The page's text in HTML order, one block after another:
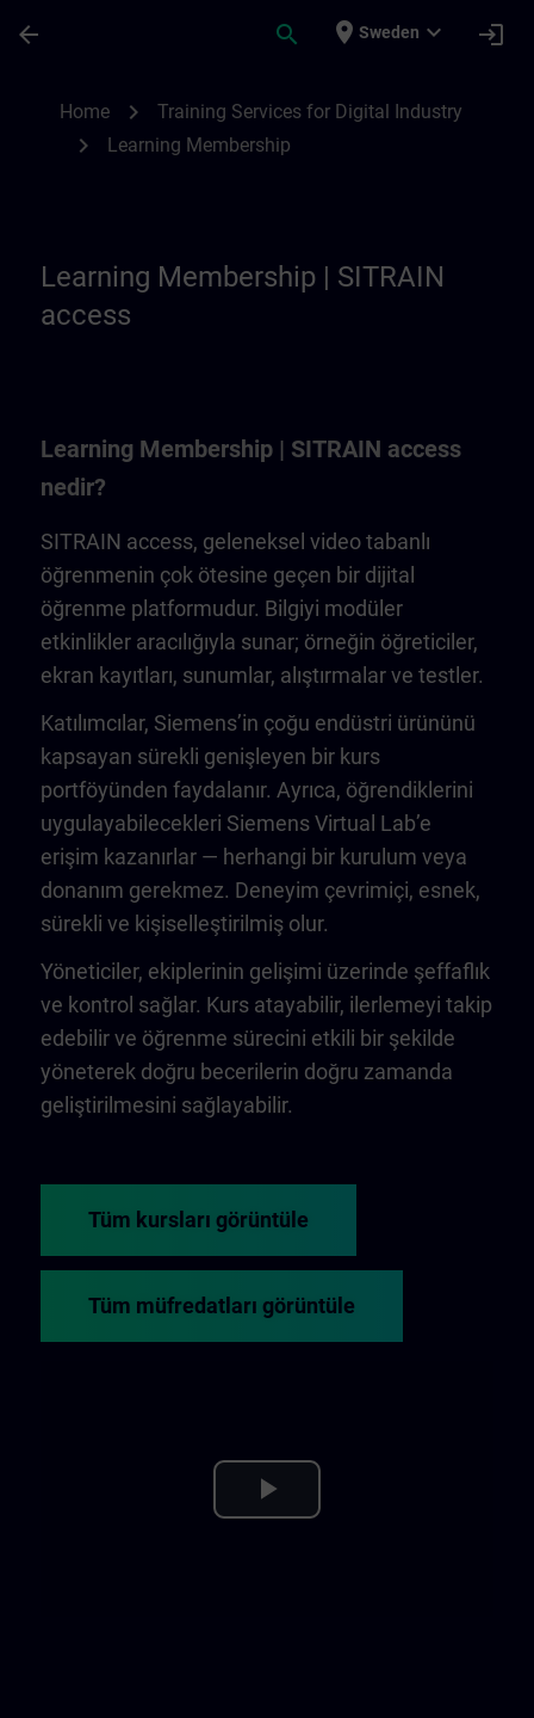
arrow_back search place Sweden expand_more login
Home chevron_right Training Services for Digital Industry
chevron_right Learning Membership
Learning Membership | SITRAIN
access
Learning Membership | SITRAIN access
nedir?
SITRAIN access, geleneksel video tabanlı
öğrenmenin çok ötesine geçen bir dijital
öğrenme platformudur. Bilgiyi modüler
etkinlikler aracılığıyla sunar; örneğin öğreticiler,
ekran kayıtları, sunumlar, alıştırmalar ve testler.
Katılımcılar, Siemens’in çoğu endüstri ürününü
kapsayan sürekli genişleyen bir kurs
portföyünden faydalanır. Ayrıca, öğrendiklerini
uygulayabilecekleri Siemens Virtual Lab’e
erişim kazanırlar — herhangi bir kurulum veya
donanım gerekmez. Deneyim çevrimiçi, esnek,
sürekli ve kişiselleştirilmiş olur.
Yöneticiler, ekiplerinin gelişimi üzerinde şeffaflık
ve kontrol sağlar. Kurs atayabilir, ilerlemeyi takip
edebilir ve öğrenme sürecini etkili bir şekilde
yöneterek doğru becerilerin doğru zamanda
geliştirilmesini sağlayabilir.
Tüm kursları görüntüle
Tüm müfredatları görüntüle
Play